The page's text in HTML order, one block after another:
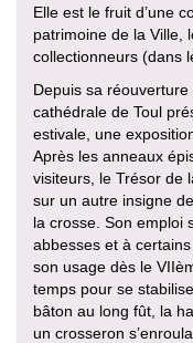
Elle est le fruit d’une
patrimoine de la Ville,
collectionneurs (dans
Depuis sa
cathédrale de Toul
estivale, une
Après les anneaux
visiteurs, le Trésor de
sur un autre insigne
la crosse. Son emploi
abbesses et à
son usage dès le
temps pour se
bâton au long fût, la
un crosseron